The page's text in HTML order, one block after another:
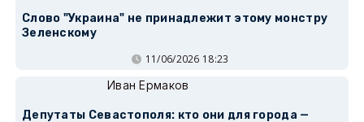
Слово "Украина" не принадлежит этому монстру
Зеленскому
11/06/2026 18:23
Иван Ермаков
Депутаты Севастополя: кто они для города —